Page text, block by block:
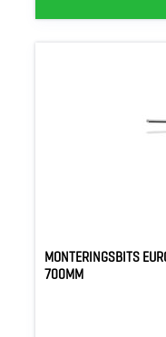
MONTERINGSBITS
700MM